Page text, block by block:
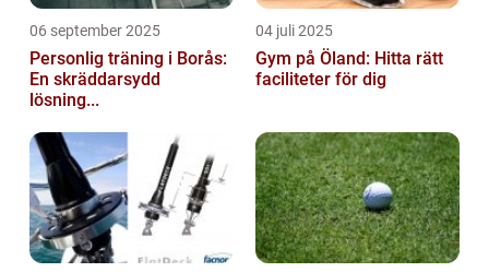
06 september 2025
Personlig träning i Borås:
En skräddarsydd
lösning...
04 juli 2025
Gym på Öland: Hitta rätt
faciliteter för dig